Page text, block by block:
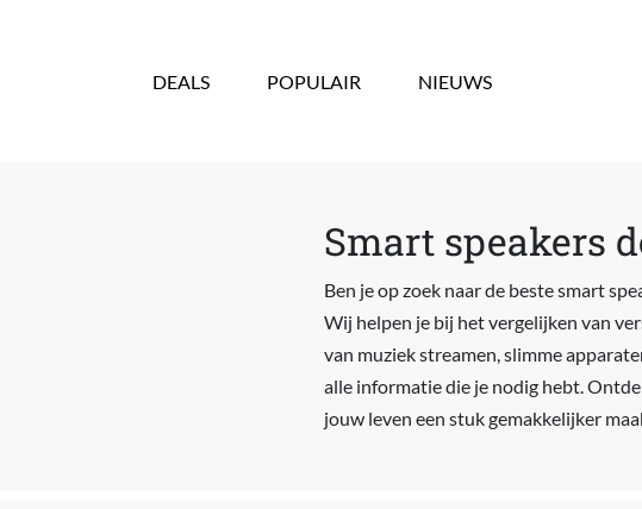
DEALS POPULAIR NIEUWS
Smart speakers
Ben je op zoek naar de beste smart
Wij helpen je bij het vergelijken van
van muziek streamen, slimme
alle informatie die je nodig hebt.
jouw leven een stuk gemakkelijker